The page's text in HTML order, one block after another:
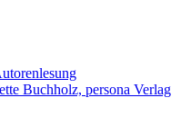
Buchholz, persona Verlag